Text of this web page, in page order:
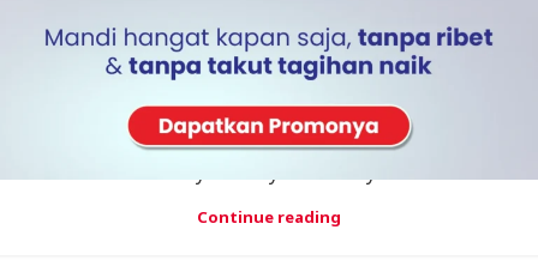
Cara Mandi Air Hangat Dengan Pemanas
Air Tenaga Surya yang Benar
Banyak orang berpendapat bahwa mandi air hangat
dari pemanas air tenaga surya dapat merusak kulit.
Continue reading